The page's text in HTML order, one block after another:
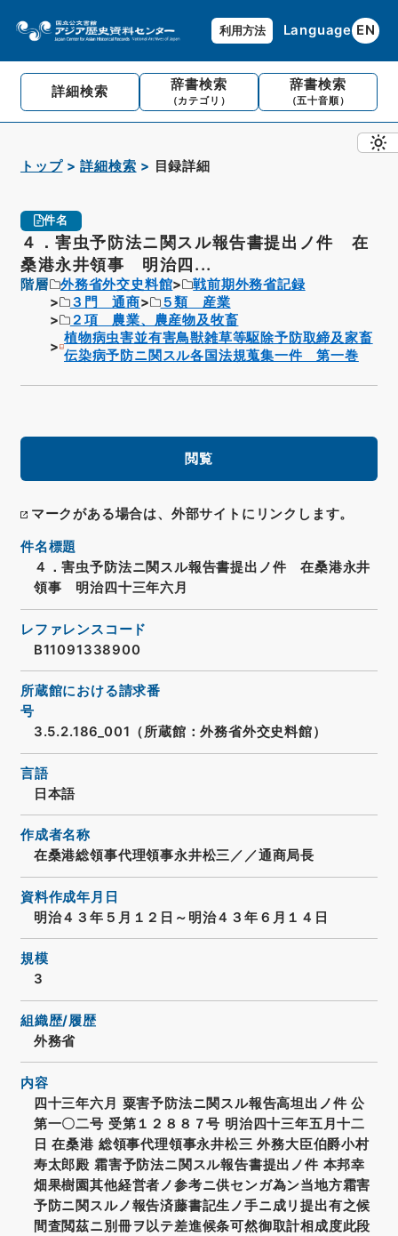
利用方法 Language EN
詳細検索 辞書検索
（カテゴリ）
辞書検索
（五十音順）
トップ 詳細検索 目録詳細
件名
４．害虫予防法ニ関スル報告書提出ノ件 在
桑港永井領事 明治四...
階層 外務省外交史料館
戦前期外務省記録
３門 通商
５類 産業
２項 農業、農産物及牧畜
植物病虫害並有害鳥獣雑草等駆除予防取締及家畜
伝染病予防ニ関スル各国法規蒐集一件 第一巻
閲覧
マークがある場合は、外部サイトにリンクします。
件名標題
４．害虫予防法ニ関スル報告書提出ノ件 在桑港永井
領事 明治四十三年六月
レファレンスコード
B11091338900
所蔵館における請求番
号
3.5.2.186_001（所蔵館：外務省外交史料館）
言語
日本語
作成者名称
在桑港総領事代理領事永井松三／／通商局長
資料作成年月日
明治４３年５月１２日～明治４３年６月１４日
規模
3
組織歴/履歴
外務省
内容
四十三年六月 粟害予防法ニ関スル報告高坦出ノ件 公
第一〇二号 受第１２８８７号 明治四十三年五月十二
日 在桑港 総領事代理領事永井松三 外務大臣伯爵小村
寿太郎殿 霜害予防法ニ関スル報告書提出ノ件 本邦幸
畑果樹園其他経営者ノ参考ニ供センガ為ン当地方霜害
予防ニ関スルノ報告済藤書記生ノ手ニ成リ提出有之候
間査閲茲ニ別冊ヲ以テ差進候条可然御取計相成度此段